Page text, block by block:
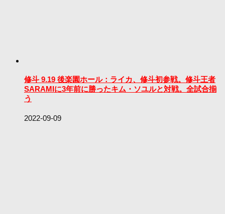
修斗 9.19 後楽園ホール：ライカ、修斗初参戦。修斗王者
SARAMIに3年前に勝ったキム・ソユルと対戦。全試合揃
う
2022-09-09